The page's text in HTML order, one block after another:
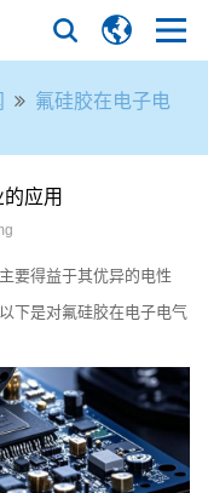
氟硅胶在电子电
应用
要得益于其优异的电性
下是对氟硅胶在电子电气